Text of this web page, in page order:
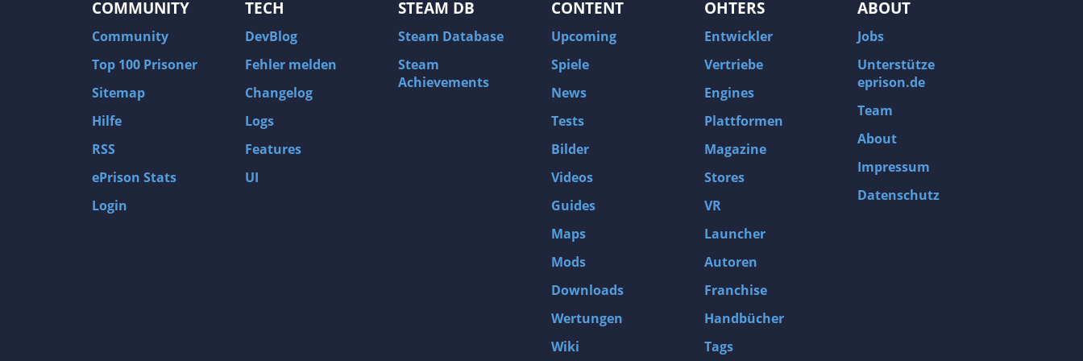
COMMUNITY
Community
Top 100 Prisoner
Sitemap
Hilfe
RSS
ePrison Stats
Login
TECH
DevBlog
Fehler melden
Changelog
Logs
Features
UI
STEAM DB
Steam Database
Steam
Achievements
CONTENT
Upcoming
Spiele
News
Tests
Bilder
Videos
Guides
Maps
Mods
Downloads
Wertungen
Wiki
OHTERS
Entwickler
Vertriebe
Engines
Plattformen
Magazine
Stores
VR
Launcher
Autoren
Franchise
Handbücher
Tags
ABOUT
Jobs
Unterstütze
eprison.de
Team
About
Impressum
Datenschutz